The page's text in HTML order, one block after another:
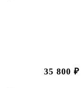
35 800 ₽